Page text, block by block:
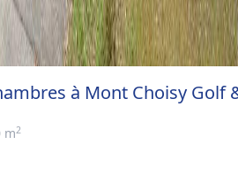
à Mont Choisy Golf
m2